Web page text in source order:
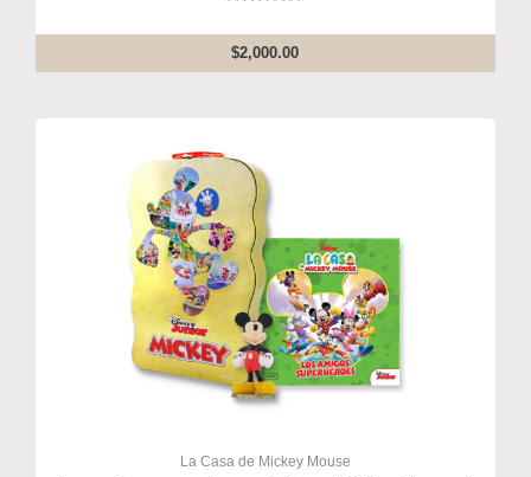
out
of
5
$2,000.00
La Casa de Mickey Mouse